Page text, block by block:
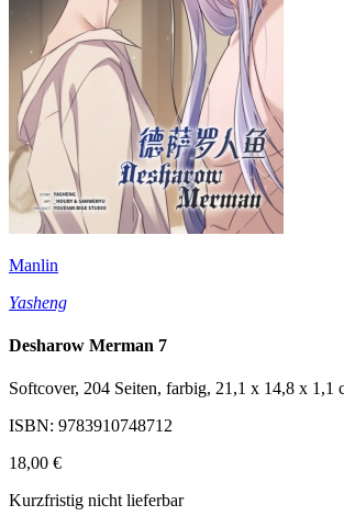
Manlin
Yasheng
Desharow Merman 7
Softcover, 204 Seiten, farbig, 21,1 x 14,8 x 1,1
ISBN: 9783910748712
18,00 €
Kurzfristig nicht lieferbar